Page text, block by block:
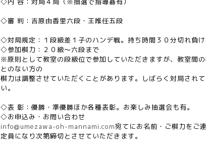
◇審 判：吉原由香里六段・王唯任五段
◇対局規定：１段級差１子のハンデ戦。持ち時間３０分切れ負け
◇参加棋力：２０級～六段まで
※原則として教室の段級位で参加していただきますが、教室間
とのない方の
棋力は調整させていただくことがあります。しばらく対局され
い。
◇表 彰：優勝・準優勝ほか各種表彰。お楽しみ抽選会も有。
◇お申込み・お問い合わせ
info@umezawa-oh-mannami.com宛てにお名前・ご棋力をご
定員になり次第締切とさせていただきます。